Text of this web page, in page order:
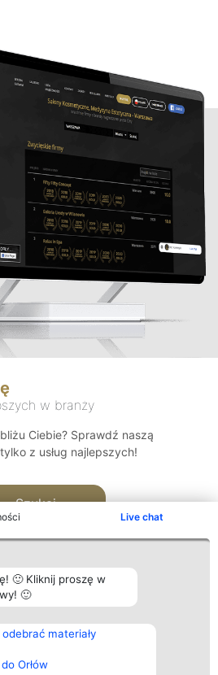
Live chat
🙂 Kliknij proszę w
🙂
materiały
Orłów
w branży
Ciebie? Sprawdź naszą
z usług najlepszych!
Szukaj
Plebiscyt
Laureaci
wszystkich
Laureatów
Kontakt
Kontakt